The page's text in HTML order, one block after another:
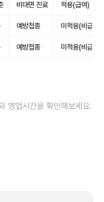
비대면 진료 적용(급여)
예방접종 미적용(비급여)
예방접종 미적용(비급여)
영업시간을 확인해보세요.